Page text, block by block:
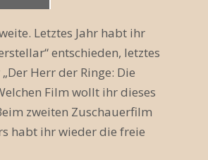
Letztes Jahr habt ihr
entschieden, letztes
Herr der Ringe: Die
Film wollt ihr dieses
zweiten Zuschauerfilm
habt ihr wieder die freie